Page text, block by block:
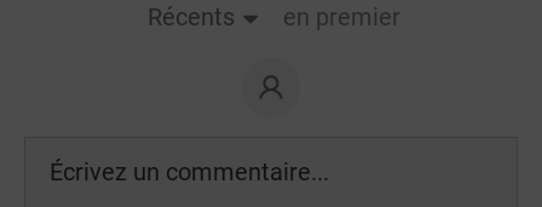
Récents
en premier